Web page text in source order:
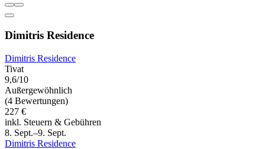
Dimitris Residence
Dimitris Residence
Tivat
9,6/10
Außergewöhnlich
(4 Bewertungen)
227 €
inkl. Steuern & Gebühren
8. Sept.–9. Sept.
Dimitris Residence